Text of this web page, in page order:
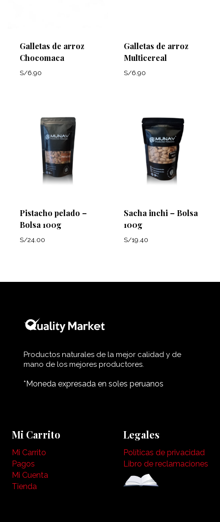
Galletas de arroz
Chocomaca
S/6.90
Galletas de arroz
Multicereal
S/6.90
Pistacho pelado –
Bolsa 100g
S/24.00
Sacha inchi – Bolsa
100g
S/19.40
Productos naturales de la mejor calidad y de
mano de los mejores productores.
*Moneda expresada en soles peruanos
Mi Carrito
Mi Carrito
Pagos
Mi Cuenta
Tienda
Legales
Políticas de privacidad
Libro de reclamaciones